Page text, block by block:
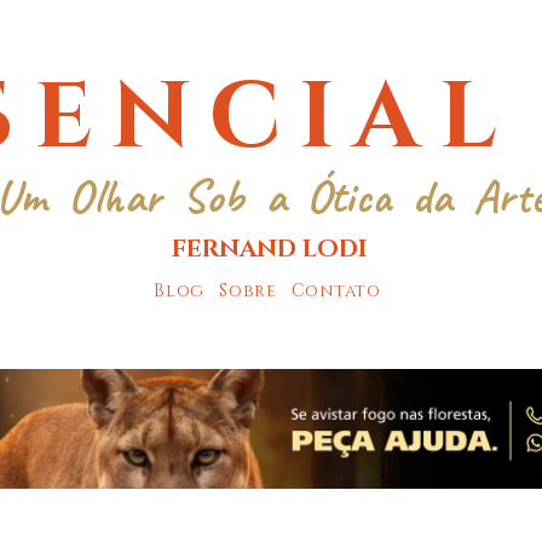
Olhar Sob a Ótica da
FERNAND LODI
Blog Sobre Contato